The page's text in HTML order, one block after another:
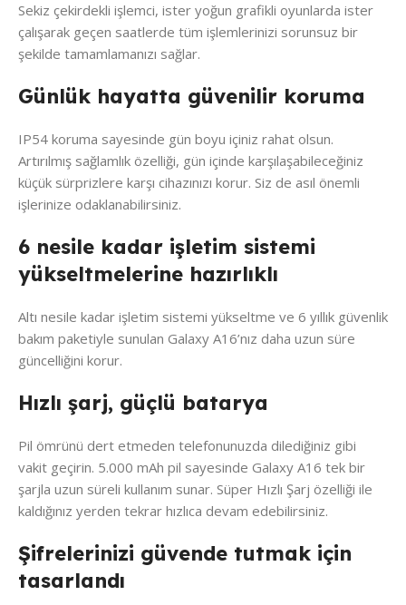
Sekiz çekirdekli işlemci, ister yoğun grafikli oyunlarda ister
çalışarak geçen saatlerde tüm işlemlerinizi sorunsuz bir
şekilde tamamlamanızı sağlar.
Günlük hayatta güvenilir koruma
IP54 koruma sayesinde gün boyu içiniz rahat olsun.
Artırılmış sağlamlık özelliği, gün içinde karşılaşabileceğiniz
küçük sürprizlere karşı cihazınızı korur. Siz de asıl önemli
işlerinize odaklanabilirsiniz.
6 nesile kadar işletim sistemi
yükseltmelerine hazırlıklı
Altı nesile kadar işletim sistemi yükseltme ve 6 yıllık güvenlik
bakım paketiyle sunulan Galaxy A16’nız daha uzun süre
güncelliğini korur.
Hızlı şarj, güçlü batarya
Pil ömrünü dert etmeden telefonunuzda dilediğiniz gibi
vakit geçirin. 5.000 mAh pil sayesinde Galaxy A16 tek bir
şarjla uzun süreli kullanım sunar. Süper Hızlı Şarj özelliği ile
kaldığınız yerden tekrar hızlıca devam edebilirsiniz.
Şifrelerinizi güvende tutmak için
tasarlandı